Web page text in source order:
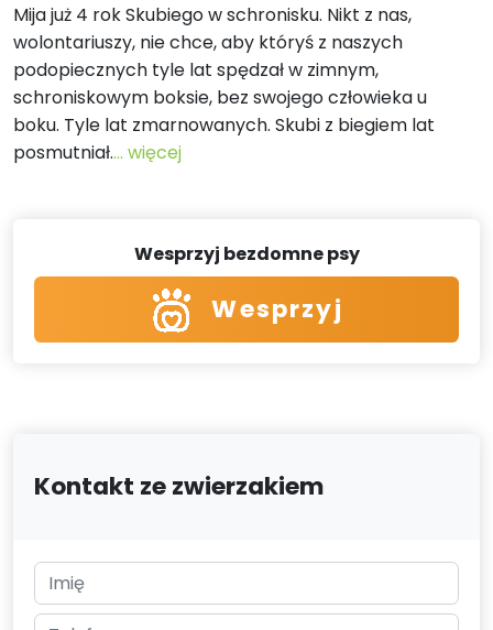
Mija już 4 rok Skubiego w schronisku. Nikt z nas,
wolontariuszy, nie chce, aby któryś z naszych
podopiecznych tyle lat spędzał w zimnym,
schroniskowym boksie, bez swojego człowieka u
boku. Tyle lat zmarnowanych. Skubi z biegiem lat
posmutniał.... więcej
Wesprzyj bezdomne psy
Wesprzyj
Kontakt ze zwierzakiem